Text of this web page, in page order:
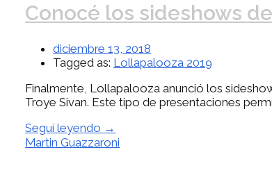
Conocé los sideshows
diciembre 13, 2018
Tagged as: Lollapalooza 2019
Finalmente, Lollapalooza anunció los
Troye Sivan. Este tipo de presentaciones
Seguí leyendo →
Martin Guazzaroni